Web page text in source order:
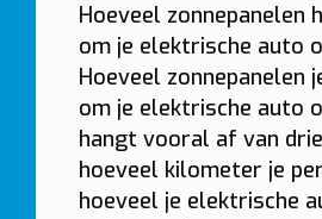
Hoeveel zonnepanelen
om je elektrische auto
Hoeveel zonnepanelen
om je elektrische auto
hangt vooral af van
hoeveel kilometer je
hoeveel je elektrische